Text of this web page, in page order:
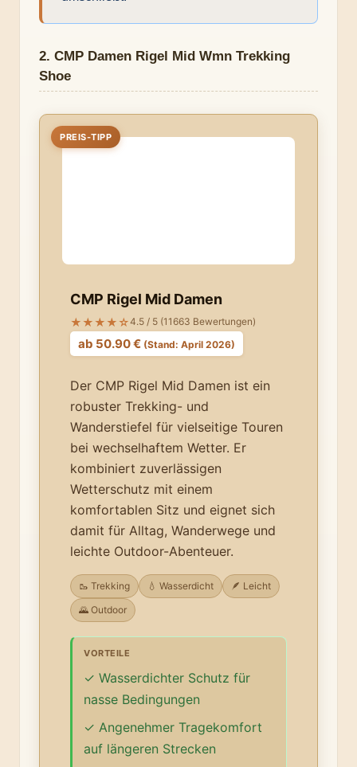
2. CMP Damen Rigel Mid Wmn Trekking
Shoe
PREIS-TIPP
CMP Rigel Mid Damen
★★★★☆4.5 / 5 (11663 Bewertungen)
ab 50.90 € (Stand: April 2026)
Der CMP Rigel Mid Damen ist ein
robuster Trekking- und
Wanderstiefel für vielseitige Touren
bei wechselhaftem Wetter. Er
kombiniert zuverlässigen
Wetterschutz mit einem
komfortablen Sitz und eignet sich
damit für Alltag, Wanderwege und
leichte Outdoor-Abenteuer.
🥾 Trekking 💧 Wasserdicht
🪶 Leicht
🌄 Outdoor
VORTEILE
Wasserdichter Schutz für
nasse Bedingungen
Angenehmer Tragekomfort
auf längeren Strecken